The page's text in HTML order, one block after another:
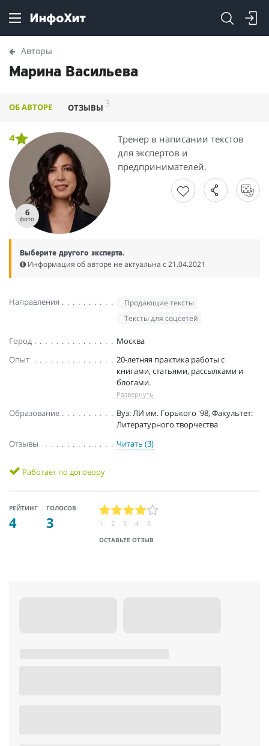
Авторы
Марина Васильева
ОБ АВТОРЕ ОТЗЫВЫ 3
6
фото
4
Тренер в написании текстов
для экспертов и
предпринимателей.
Выберите другого эксперта.
Информация об авторе не актуальна c 21.04.2021
Направления
Продающие тексты
Тексты для соцсетей
Город
Москва
Опыт
20-летняя практика работы с
книгами, статьями, рассылками и
блогами.
Развернуть
Образование
Вуз: ЛИ им. Горького '98, Факультет:
Литературного творчества
Отзывы
Читать (3)
Работает по договору
РЕЙТИНГ
4
ГОЛОСОВ
3
ОСТАВЬТЕ ОТЗЫВ
1 2 3 4 5